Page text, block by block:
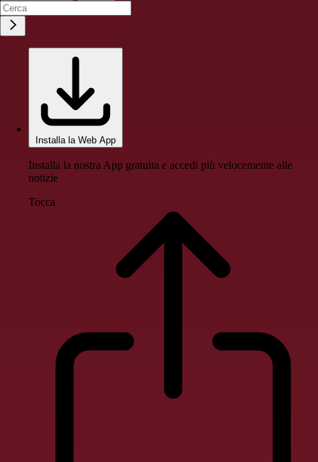
Installa la Web App
Installa la nostra App gratuita e accedi più velocemente alle
notizie
Tocca